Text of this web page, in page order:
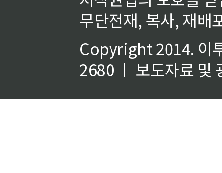
무단전재, 복사, 재배
Copyright 2014. 이
2680 ㅣ 보도자료